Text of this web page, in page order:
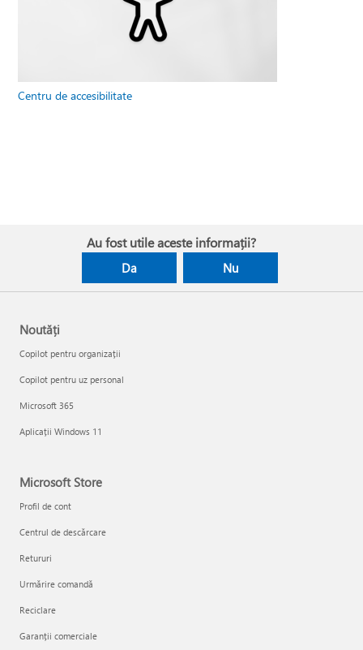
Centru de accesibilitate
Au fost utile aceste informații?
Da Nu
Noutăți
Copilot pentru organizații
Copilot pentru uz personal
Microsoft 365
Aplicații Windows 11
Microsoft Store
Profil de cont
Centrul de descărcare
Retururi
Urmărire comandă
Reciclare
Garanții comerciale